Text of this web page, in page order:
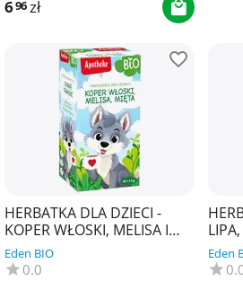
696zł
HERBATKA DLA DZIECI -
KOPER WŁOSKI, MELISA I
MIĘTA BIO (20 x 1,5 g) 30 g -
APOTHEKE
Eden BIO
0.0
(20 x
Eden